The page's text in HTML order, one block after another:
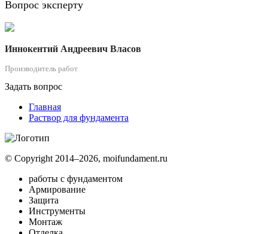
Вопрос эксперту
Иннокентий Андреевич Власов
Производитель работ
Задать вопрос
Главная
Раствор для фундамента
© Copyright 2014–2026, moifundament.ru
работы с фундаментом
Армирование
Защита
Инструменты
Монтаж